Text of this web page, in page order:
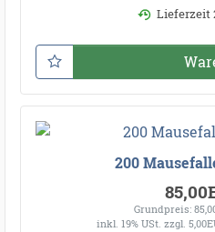
Lieferzeit
200
Grundpreis:
inkl. 19% USt. zzgl.